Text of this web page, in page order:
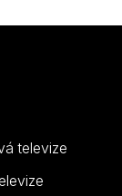
televize